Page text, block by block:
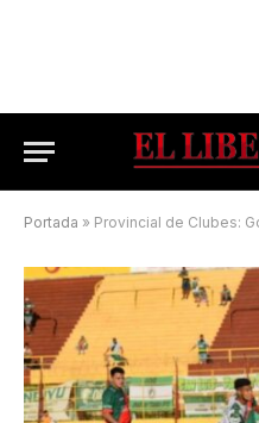
Portada » Provincial de Clubes: